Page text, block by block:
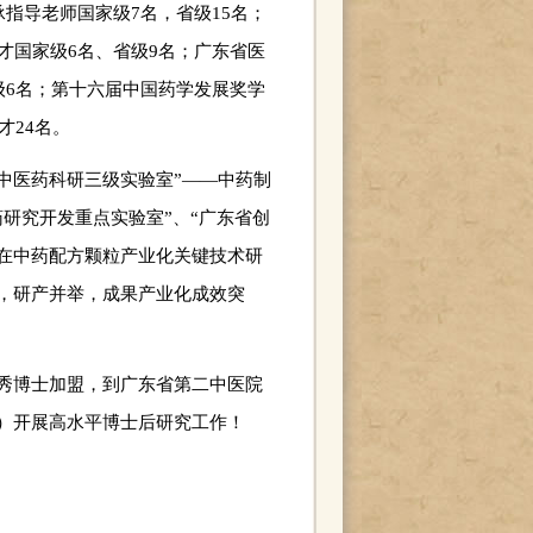
导老师国家级7名，省级15名；
国家级6名、省级9名；广东省医
名；第十六届中国药学发展奖学
24名。
医药科研三级实验室”——中药制
究开发重点实验室”、“广东省创
中药配方颗粒产业化关键技术研
研产并举，成果产业化成效突
博士加盟，到广东省第二中医院
展高水平博士后研究工作！